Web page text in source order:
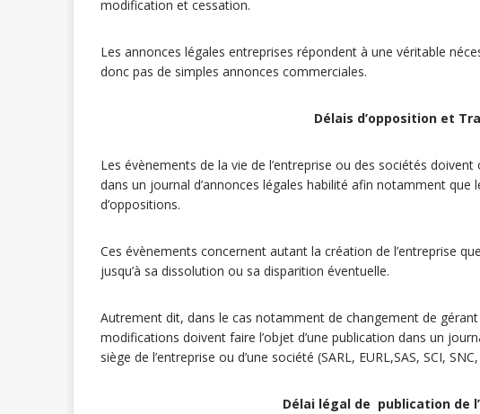
modification et cessation.
Les annonces légales entreprises répondent à une véritable
donc pas de simples annonces commerciales.
Délais d’opposition et
Les évènements de la vie de l’entreprise ou des sociétés
dans un journal d’annonces légales habilité afin notamment que
d’oppositions.
Ces évènements concernent autant la création de l’entreprise
jusqu’à sa dissolution ou sa disparition éventuelle.
Autrement dit, dans le cas notamment de changement de
modifications doivent faire l’objet d’une publication dans un
siège de l’entreprise ou d’une société (SARL, EURL,SAS, SCI, SNC,
Délai légal de publication de